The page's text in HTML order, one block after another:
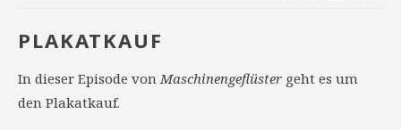
PLAKATKAUF
In dieser Episode vonMaschinengeflüster geht es um
den Plakatkauf.